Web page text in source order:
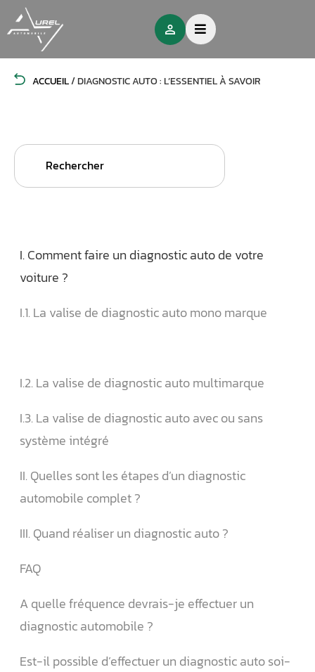
ACCUEIL/DIAGNOSTIC AUTO : L’ESSENTIEL À SAVOIR
Search
I. Comment faire un diagnostic auto de votre
voiture ?
I.1. La valise de diagnostic auto mono marque
I.2. La valise de diagnostic auto multimarque
I.3. La valise de diagnostic auto avec ou sans
système intégré
II. Quelles sont les étapes d’un diagnostic
automobile complet ?
III. Quand réaliser un diagnostic auto ?
FAQ
A quelle fréquence devrais-je effectuer un
diagnostic automobile ?
Est-il possible d’effectuer un diagnostic auto soi-